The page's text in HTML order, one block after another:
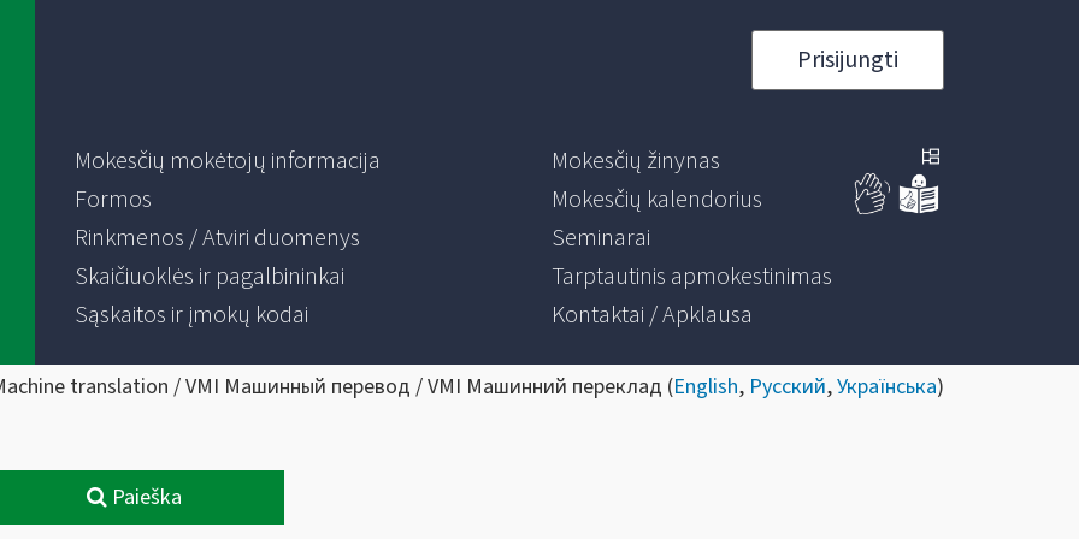
Prisijungti
Mokesčių mokėtojų informacija
Formos
Rinkmenos / Atviri duomenys
Skaičiuoklės ir pagalbininkai
Sąskaitos ir įmokų kodai
Mokesčių žinynas
Mokesčių kalendorius
Seminarai
Tarptautinis apmokestinimas
Kontaktai / Apklausa
translation / VMI Машинный перевод / VMI Машинний переклад (English, Русский,Українська)
Paieška